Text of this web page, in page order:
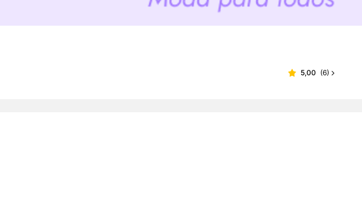
5,00 (6)